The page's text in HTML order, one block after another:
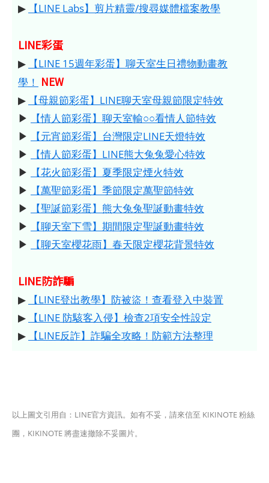
▶
【LINE Labs】剪片精靈/搜尋媒體檔案教學
LINE彩蛋
▶
【LINE 15週年彩蛋】聊天室生日禮物動畫教
學！ NEW
▶
【母親節彩蛋】LINE聊天室母親節限定特效
▶
【情人節彩蛋】聊天室輸○○看情人節特效
▶
【元宵節彩蛋】台灣限定LINE天燈特效
▶
【情人節彩蛋】LINE熊大兔兔愛心特效
▶
【花火節彩蛋】夏季限定煙火特效
▶
【萬聖節彩蛋】季節限定萬聖節特效
▶
【聖誕節彩蛋】熊大兔兔聖誕動畫特效
▶
【聊天室下雪】期間限定聖誕動畫特效
▶
【聊天室櫻花雨】春天限定櫻花背景特效
LINE防詐騙
▶
【LINE登出教學】防被盜！查看登入中裝置
▶
【LINE 防駭客入侵】檢查2項安全性設定
▶
【LINE反詐】詐騙全攻略！防範方法整理
以上圖文引用自：LINE官方資訊。如有不妥，請來信至 KIKINOTE 粉絲
團，KIKINOTE 將盡速撤除不妥圖片。